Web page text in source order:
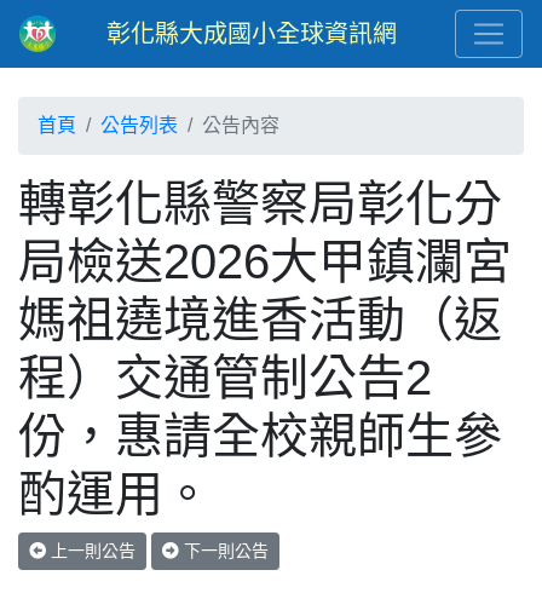
彰化縣大成國小全球資訊網
首頁 公告列表 公告內容
轉彰化縣警察局彰化分
局檢送2026大甲鎮瀾宮
媽祖遶境進香活動（返
程）交通管制公告2
份，惠請全校親師生參
酌運用。
上一則公告 下一則公告